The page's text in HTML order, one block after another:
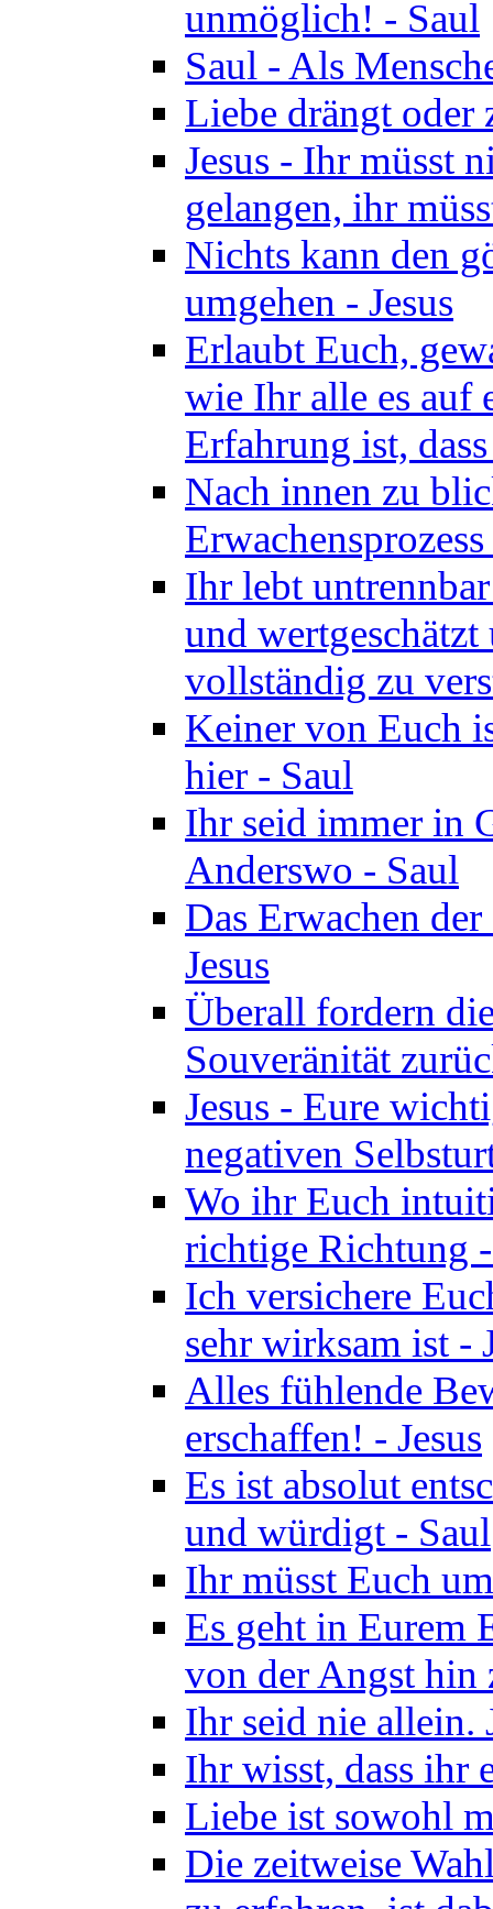
unmöglich! - Saul
Saul - Als
Liebe drängt oder
Jesus - Ihr müsst
gelangen, ihr
Nichts kann den
umgehen - Jesus
Erlaubt Euch,
wie Ihr alle es auf
Erfahrung ist,
Nach innen zu
Ihr lebt
und wertgeschätzt
vollständig zu
Keiner von Euch
hier - Saul
Ihr seid immer in
Anderswo - Saul
Das Erwachen
Jesus
Überall fordern
Souveränität
Jesus - Eure
negativen
Wo ihr Euch
richtige Richtung
Ich versichere
sehr wirksam ist -
Alles fühlende
erschaffen! - Jesus
Es ist absolut
und würdigt - Saul
Ihr müsst Euch
Es geht in Eurem
von der Angst hin
Ihr seid nie allein.
Ihr wisst, dass ihr
Liebe ist sowohl
Die zeitweise